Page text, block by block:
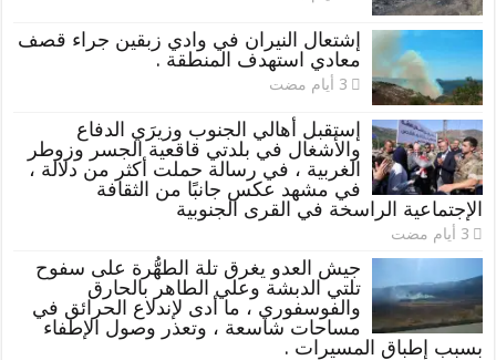
إشتعال النيران في وادي زبقين جراء قصف
معادي استهدف المنطقة .
إستقبل أهالي الجنوب وزيرَي الدفاع
والأشغال في بلدتي قاقعية الجسر وزوطر
الغربية ، في رسالة حملت أكثر من دلالة ،
في مشهد عكس جانبًا من الثقافة
الإجتماعية الراسخة في القرى الجنوبية
جيش العدو يغرق تلة الطهُّرة على سفوح
تلتي الدبشة وعلي الطاهر بالحارق
والفوسفوري ، ما أدى لإندلاع الحرائق في
مساحات شاسعة ، وتعذر وصول الإطفاء
بسبب إطباق المسيرات .